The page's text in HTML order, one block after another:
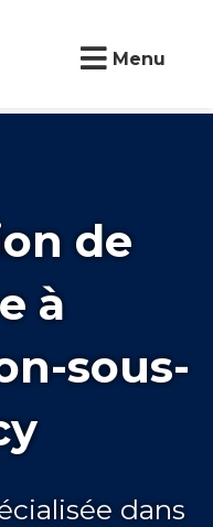
Menu
de
à
sous-
dans